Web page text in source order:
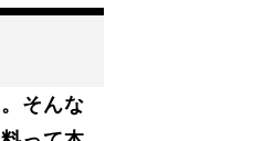
そんな